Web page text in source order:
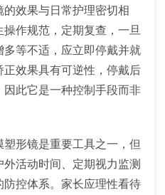
效果与日常护理密切相
作规范，定期复查，一旦
等不适，应立即停戴并就
效果具有可逆性，停戴后
此它是一种控制手段而非
形镜是重要工具之一，但
活动时间、定期视力监测
控体系。家长应理性看待